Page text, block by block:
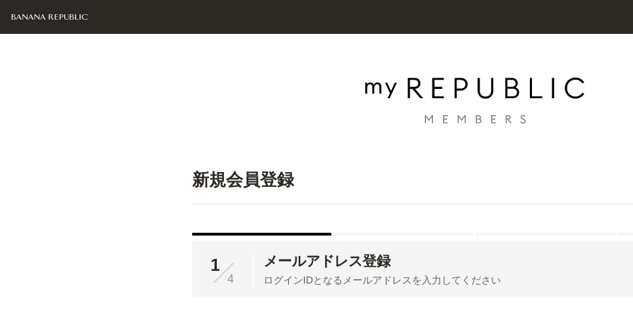
新規会員登録
4
1 メールアドレス登録
ログインIDとなるメールアドレスを入力してください